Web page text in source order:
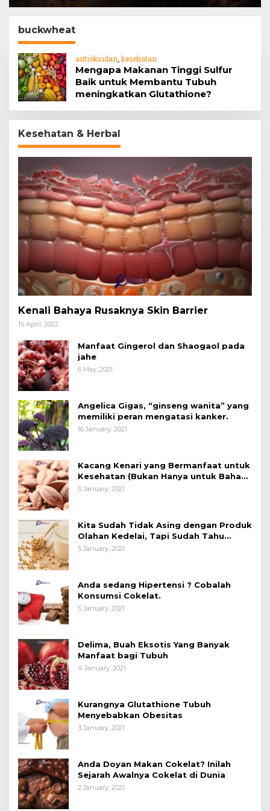
Barrier
buckwheat
antioksidan kesehatan
Mengapa Makanan Tinggi Sulfur
Baik untuk Membantu Tubuh
meningkatkan Glutathione?
Kesehatan & Herbal
Kenali Bahaya Rusaknya Skin Barrier
15 April, 2022
Manfaat Gingerol dan Shaogaol pada
jahe
6 May, 2021
Angelica Gigas, “ginseng wanita” yang
memiliki peran mengatasi kanker.
16 January, 2021
Kacang Kenari yang Bermanfaat untuk
Kesehatan (Bukan Hanya untuk Bahan
Kue)
5 January, 2021
Kita Sudah Tidak Asing dengan Produk
Olahan Kedelai, Tapi Sudah Tahu
Manfaatnya untuk Kesehatan?
5 January, 2021
Anda sedang Hipertensi ? Cobalah
Konsumsi Cokelat.
5 January, 2021
Delima, Buah Eksotis Yang Banyak
Manfaat bagi Tubuh
4 January, 2021
Kurangnya Glutathione Tubuh
Menyebabkan Obesitas
3 January, 2021
Anda Doyan Makan Cokelat? Inilah
Sejarah Awalnya Cokelat di Dunia
2 January, 2021